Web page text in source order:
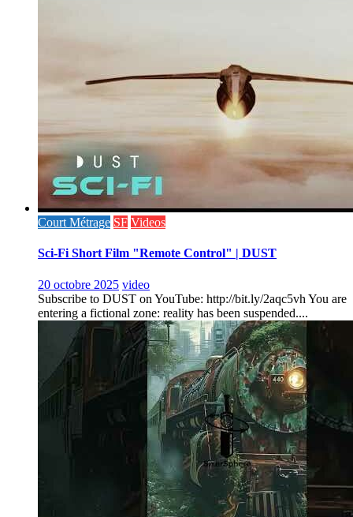
Court Métrage SF Videos
Sci-Fi Short Film "Remote Control" | DUST
20 octobre 2025 video
Subscribe to DUST on YouTube: http://bit.ly/2aqc5vh You are
entering a fictional zone: reality has been suspended....